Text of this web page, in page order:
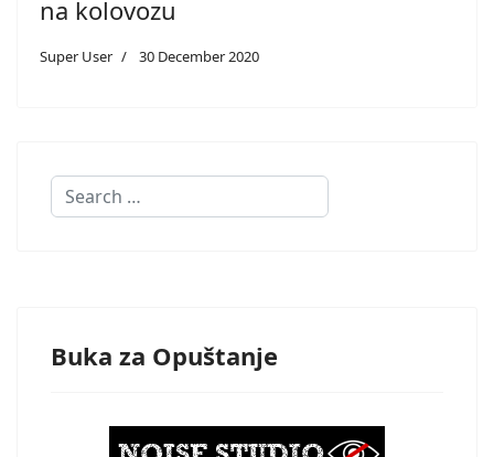
na kolovozu
Super User 30 December 2020
Search
Buka za Opuštanje